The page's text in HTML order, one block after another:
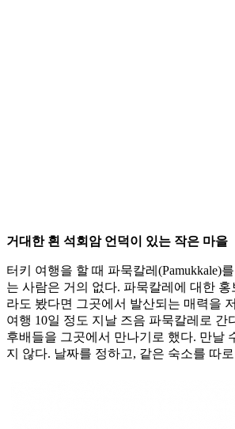
거대한 흰 석회암 언덕이 있는 작은 마을
터키 여행을 할 때 파묵칼레(Pamukkale)
는 사람은 거의 없다. 파묵칼레에 대한 홍
라도 봤다면 그곳에서 발산되는 매력을
여행 10일 정도 지날 즈음 파묵칼레로 간
후배들을 그곳에서 만나기로 했다. 만날
지 않다. 날짜를 정하고, 같은 숙소를 따